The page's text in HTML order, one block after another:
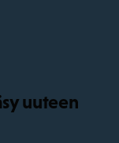
uuteen